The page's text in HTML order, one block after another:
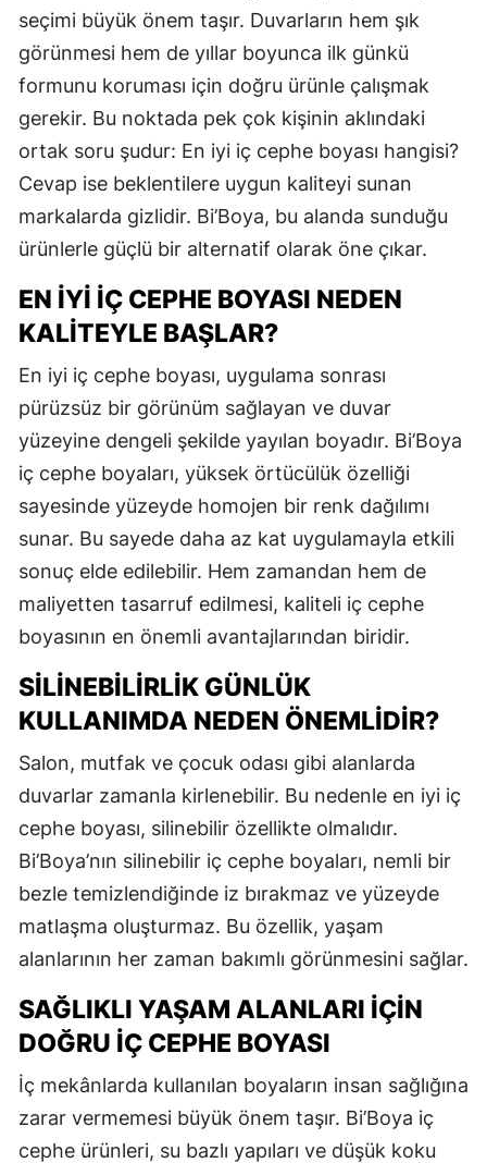
seçimi büyük önem taşır. Duvarların hem şık
görünmesi hem de yıllar boyunca ilk günkü
formunu koruması için doğru ürünle çalışmak
gerekir. Bu noktada pek çok kişinin aklındaki
ortak soru şudur: En iyi iç cephe boyası hangisi?
Cevap ise beklentilere uygun kaliteyi sunan
markalarda gizlidir. Bi’Boya, bu alanda sunduğu
ürünlerle güçlü bir alternatif olarak öne çıkar.
EN İYI İÇ CEPHE BOYASI NEDEN
KALITEYLE BAŞLAR?
En iyi iç cephe boyası, uygulama sonrası
pürüzsüz bir görünüm sağlayan ve duvar
yüzeyine dengeli şekilde yayılan boyadır. Bi’Boya
iç cephe boyaları, yüksek örtücülük özelliği
sayesinde yüzeyde homojen bir renk dağılımı
sunar. Bu sayede daha az kat uygulamayla etkili
sonuç elde edilebilir. Hem zamandan hem de
maliyetten tasarruf edilmesi, kaliteli iç cephe
boyasının en önemli avantajlarından biridir.
SILINEBILIRLIK GÜNLÜK
KULLANIMDA NEDEN ÖNEMLIDIR?
Salon, mutfak ve çocuk odası gibi alanlarda
duvarlar zamanla kirlenebilir. Bu nedenle en iyi iç
cephe boyası, silinebilir özellikte olmalıdır.
Bi’Boya’nın silinebilir iç cephe boyaları, nemli bir
bezle temizlendiğinde iz bırakmaz ve yüzeyde
matlaşma oluşturmaz. Bu özellik, yaşam
alanlarının her zaman bakımlı görünmesini sağlar.
SAĞLIKLI YAŞAM ALANLARI İÇIN
DOĞRU İÇ CEPHE BOYASI
İç mekânlarda kullanılan boyaların insan sağlığına
zarar vermemesi büyük önem taşır. Bi’Boya iç
cephe ürünleri, su bazlı yapıları ve düşük koku